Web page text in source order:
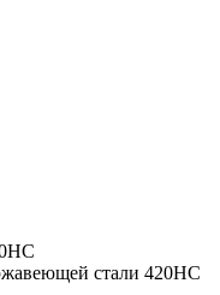
стали 420HC